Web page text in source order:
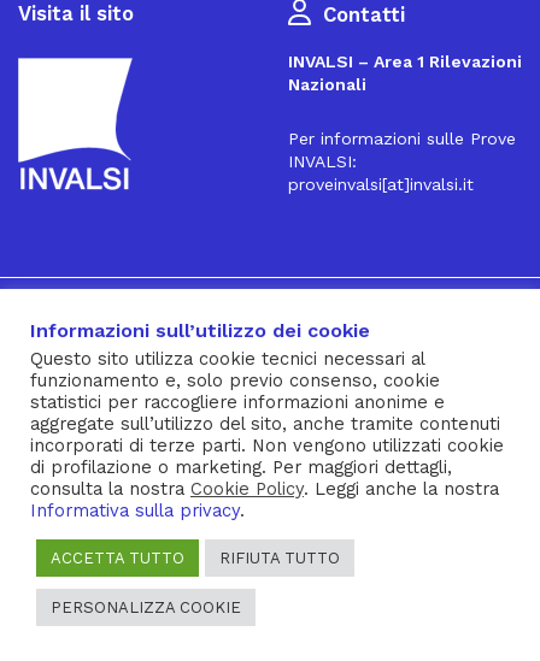
Visita il sito Contatti
INVALSI – Area 1 Rilevazioni
Nazionali
Per informazioni sulle Prove
INVALSI:
proveinvalsi[at]invalsi.it
Iscriviti alla Newsletter
® INVALSI – Via Ippolito Nievo, 35 – 00153 ROMA – tel. 06
941851 – fax 06 94185215 – c.f. 92000450582
Privacy Policy– Cookie Policy –Note Legali–Social Media
Policy
Informazioni sull’utilizzo dei cookie
Questo sito utilizza cookie tecnici necessari al
funzionamento e, solo previo consenso, cookie
statistici per raccogliere informazioni anonime e
aggregate sull’utilizzo del sito, anche tramite contenuti
incorporati di terze parti. Non vengono utilizzati cookie
di profilazione o marketing. Per maggiori dettagli,
consulta la nostra Cookie Policy. Leggi anche la nostra
Informativa sulla privacy.
ACCETTA TUTTO RIFIUTA TUTTO
PERSONALIZZA COOKIE